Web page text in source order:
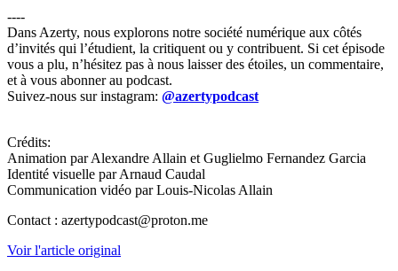
----
Dans Azerty, nous explorons notre société numérique aux côtés
d’invités qui l’étudient, la critiquent ou y contribuent. Si cet épisode
vous a plu, n’hésitez pas à nous laisser des étoiles, un commentaire,
et à vous abonner au podcast.
Suivez-nous sur instagram: @azertypodcast
Crédits:
Animation par Alexandre Allain et Guglielmo Fernandez Garcia
Identité visuelle par Arnaud Caudal
Communication vidéo par Louis-Nicolas Allain
Contact : azertypodcast@proton.me
Voir l'article original